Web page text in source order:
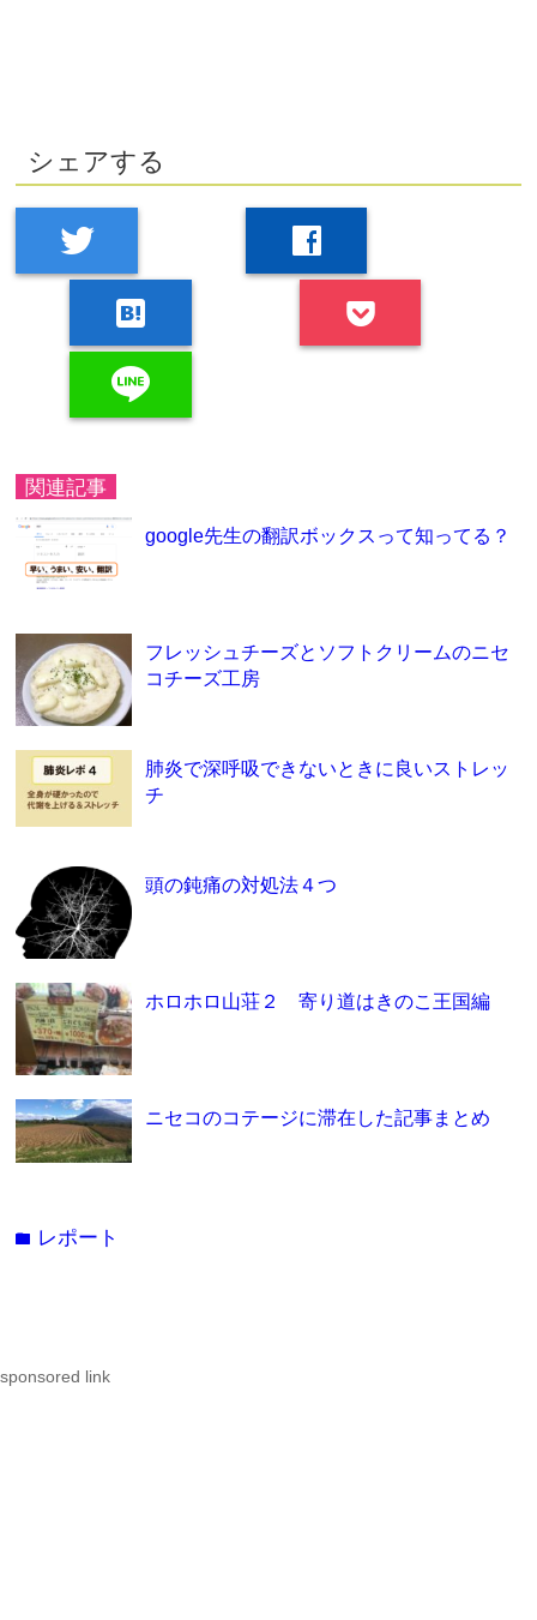
シェアする
twitter
facebook
hatenabookmark
line
関連記事
google先生の翻訳ボックスって知ってる？
フレッシュチーズとソフトクリームのニセ
コチーズ工房
肺炎で深呼吸できないときに良いストレッ
チ
頭の鈍痛の対処法４つ
ホロホロ山荘２ 寄り道はきのこ王国編
ニセコのコテージに滞在した記事まとめ
folder レポート
sponsored link